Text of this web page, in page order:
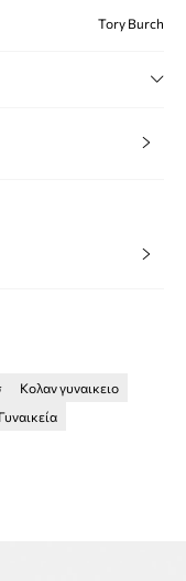
Tory Burch
Κολαν γυναικειο